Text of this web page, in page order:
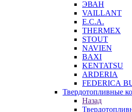
ЭВАН
VAILLANT
E.C.A.
THERMEX
STOUT
NAVIEN
BAXI
KENTATSU
ARDERIA
FEDERICА
Твердотопливные
Назад